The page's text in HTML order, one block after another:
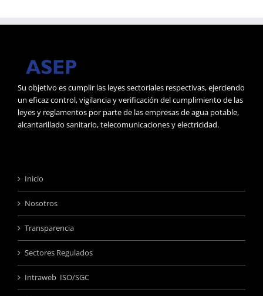
Su objetivo es cumplir las leyes sectoriales respectivas, ejerciendo
un eficaz control, vigilancia y verificación del cumplimiento de las
leyes y reglamentos por parte de las empresas de agua potable,
alcantarillado sanitario, telecomunicaciones y electricidad.
Inicio
Nosotros
Transparencia
Sectores Regulados
Intraweb ISO/SGC